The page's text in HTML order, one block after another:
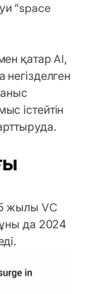
“space
қатар AI,
істейтін
жылы VC
да 2024